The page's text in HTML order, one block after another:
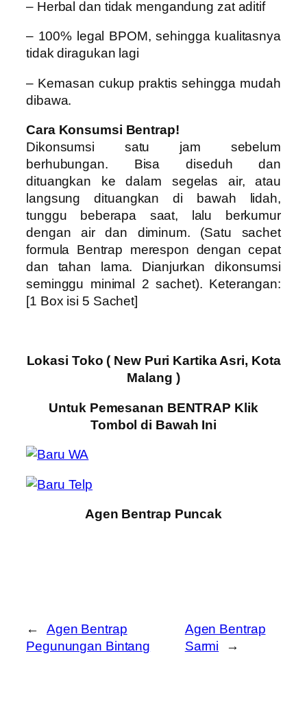
– Herbal dan tidak mengandung zat aditif
– 100% legal BPOM, sehingga kualitasnya
tidak diragukan lagi
– Kemasan cukup praktis sehingga mudah
dibawa.
Cara Konsumsi Bentrap!
Dikonsumsi satu jam sebelum
berhubungan. Bisa diseduh dan
dituangkan ke dalam segelas air, atau
langsung dituangkan di bawah lidah,
tunggu beberapa saat, lalu berkumur
dengan air dan diminum. (Satu sachet
formula Bentrap merespon dengan cepat
dan tahan lama. Dianjurkan dikonsumsi
seminggu minimal 2 sachet). Keterangan:
[1 Box isi 5 Sachet]
Lokasi Toko ( New Puri Kartika Asri, Kota
Malang )
Untuk Pemesanan BENTRAP Klik
Tombol di Bawah Ini
Agen Bentrap Puncak
←
Agen Bentrap
Pegunungan Bintang
Agen Bentrap
Sarmi
→